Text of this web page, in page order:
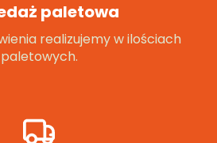
paletowa
realizujemy w ilościach
paletowych.